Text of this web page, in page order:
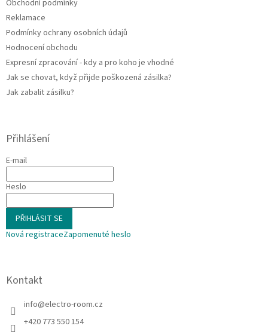
Obchodní podmínky
Reklamace
Podmínky ochrany osobních údajů
Hodnocení obchodu
Expresní zpracování - kdy a pro koho je vhodné
Jak se chovat, když přijde poškozená zásilka?
Jak zabalit zásilku?
Přihlášení
E-mail
Heslo
PŘIHLÁSIT SE
Nová registraceZapomenuté heslo
Kontakt
info@electro-room.cz
+420 773 550 154